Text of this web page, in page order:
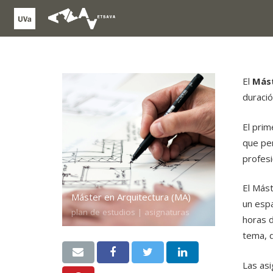
Máster en Arquitectura (MA)
plan de estudios | asignaturas
El
El
que
El
un
horas
tema,
Las